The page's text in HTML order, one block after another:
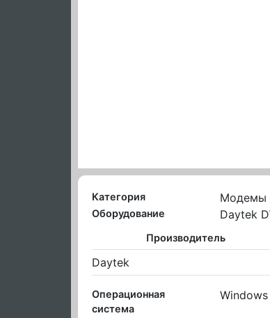
Категория Модемы
Оборудование Daytek
Производитель
Daytek
Операционная
система